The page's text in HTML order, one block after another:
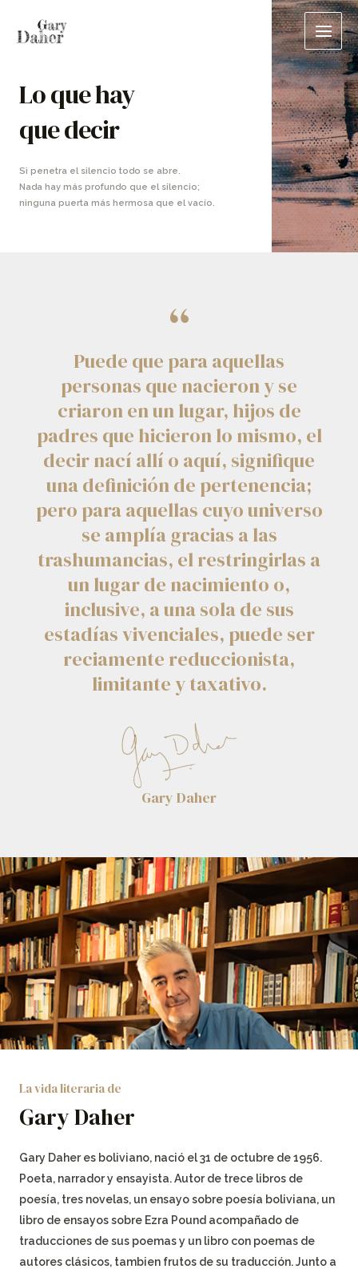
Main
Menu
Lo que hay
que decir
Si penetra el silencio todo se abre.
Nada hay más profundo que el silencio;
ninguna puerta más hermosa que el vacío.
“
Puede que para aquellas
personas que nacieron y se
criaron en un lugar, hijos de
padres que hicieron lo mismo, el
decir nací allí o aquí, signifique
una definición de pertenencia;
pero para aquellas cuyo universo
se amplía gracias a las
trashumancias, el restringirlas a
un lugar de nacimiento o,
inclusive, a una sola de sus
estadías vivenciales, puede ser
reciamente reduccionista,
limitante y taxativo.
Gary Daher
La vida literaria de
Gary Daher
Gary Daher es boliviano, nació el 31 de octubre de 1956.
Poeta, narrador y ensayista. Autor de trece libros de
poesía, tres novelas, un ensayo sobre poesía boliviana, un
libro de ensayos sobre Ezra Pound acompañado de
traducciones de sus poemas y un libro con poemas de
autores clásicos, tambien frutos de su traducción. Junto a